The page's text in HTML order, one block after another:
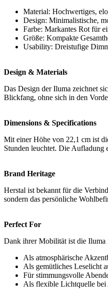
Material: Hochwertiges,
Design: Minimalistische,
Farbe: Markantes Rot für
Größe: Kompakte
Usability: Dreistufige
Design & Materials
Das Design der Iluma zeichnet
Blickfang, ohne sich in den
Dimensions & Specifications
Mit einer Höhe von 22,1 cm ist
Stunden leuchtet. Die Aufladung
Brand Heritage
Herstal ist bekannt für die
sondern das persönliche
Perfect For
Dank ihrer Mobilität ist die Iluma
Als atmosphärische
Als gemütliches Leselicht
Für stimmungsvolle
Als flexible Lichtquelle bei